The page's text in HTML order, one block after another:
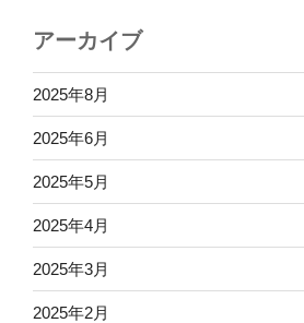
アーカイブ
2025年8月
2025年6月
2025年5月
2025年4月
2025年3月
2025年2月